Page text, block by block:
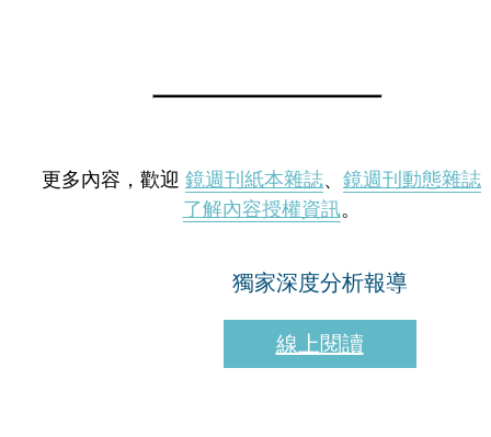
更多內容，歡迎 鏡週刊紙本雜誌、 鏡週刊動態雜誌
了解內容授權資訊。
獨家深度分析報導
線上閱讀